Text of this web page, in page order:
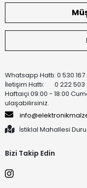
Whatsapp Hattı: 0 530 167
İletişim Hattı: 0 222 503
Haftaiçi 09:00 - 18:00
ulaşabilirsiniz.
İstiklal Mahallesi Duru
Bizi Takip Edin